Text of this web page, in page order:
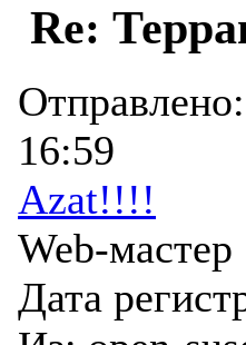
Re:
Отправлено:
16:59
Azat!!!!
Web-мастер
Дата